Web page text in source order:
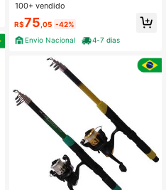
100+ vendido
R$75 ,05 -42%
Envio Nacional
4-7 dias